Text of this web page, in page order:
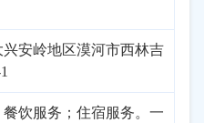
安岭地区漠河市西林吉
饮服务；住宿服务。一